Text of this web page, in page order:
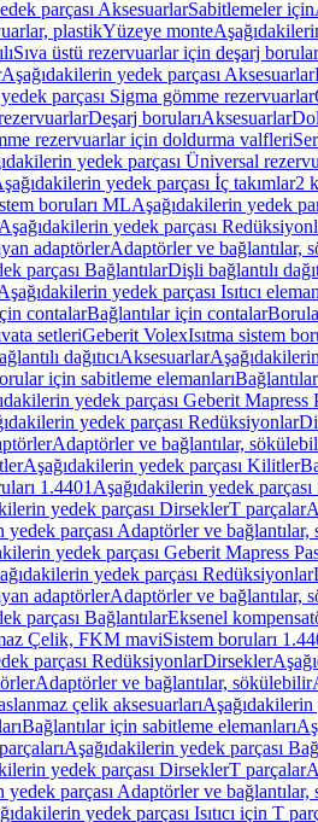
parçası AksesuarlarSabitlemeler için
plastikYüzeye monte
Sıva üstü rezervuarlar için deşarj
Aşağıdakilerin yedek parçası Aksesuarlar
parçası Sigma gömme rezervuarlar
Deşarj borularıAksesuarlar
rezervuarlar için doldurma valfleri
yedek parçası Üniversal
yedek parçası İç takımlar2
boruları MLAşağıdakilerin yedek
yedek parçası
adaptörlerAdaptörler ve bağlantılar,
parçası BağlantılarDişli bağlantılı
yedek parçası Isıtıcı
contalarBağlantılar için contalar
setleriGeberit VolexIsıtma sistem
dağıtıcıAksesuarlar
için sabitleme elemanları
yedek parçası Geberit Mapress
yedek parçası Redüksiyonlar
Adaptörler ve bağlantılar,
Aşağıdakilerin yedek parçası Kilitler
1.4401 Aşağıdakilerin yedek
yedek parçası DirseklerT parçalar
yedek parçası Adaptörler ve
yedek parçası Geberit Mapress
yedek parçası Redüksiyonlar
adaptörlerAdaptörler ve bağlantılar,
parçası BağlantılarEksenel
Çelik, FKM maviSistem boruları
parçası RedüksiyonlarDirsekler
Adaptörler ve bağlantılar, sökülebilir
çelik aksesuarlarıAşağıdakilerin
Bağlantılar için sabitleme elemanları
Aşağıdakilerin yedek parçası
yedek parçası DirseklerT parçalar
yedek parçası Adaptörler ve
yedek parçası Isıtıcı için T